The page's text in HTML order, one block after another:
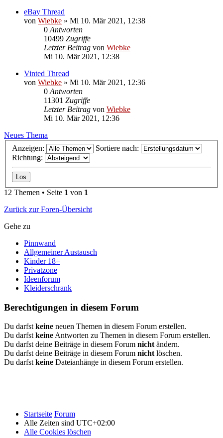
eBay Thread
von Wiebke » Mi 10. Mär 2021, 12:38
0Antworten
10499 Zugriffe
Letzter Beitrag von Wiebke
Mi 10. Mär 2021, 12:38
Vinted Thread
von Wiebke » Mi 10. Mär 2021, 12:36
0Antworten
11301 Zugriffe
Letzter Beitrag von Wiebke
Mi 10. Mär 2021, 12:36
Neues Thema
Anzeigen:
Sortiere nach:
Richtung:
12 Themen • Seite 1 von 1
Zurück zur Foren-Übersicht
Gehe zu
Pinnwand
Allgemeiner Austausch
Kinder 18+
Privatzone
Ideenforum
Kleiderschrank
Berechtigungen in diesem Forum
Du darfstkeine neuen Themen in diesem Forum erstellen.
Du darfstkeineAntworten zu Themen in diesem Forum erstellen.
Du darfst deine Beiträge in diesem Forum nichtändern.
Du darfst deine Beiträge in diesem Forum nichtlöschen.
Du darfstkeine Dateianhänge in diesem Forum erstellen.
Startseite Forum
Alle Zeiten sind UTC+02:00
Alle Cookies löschen